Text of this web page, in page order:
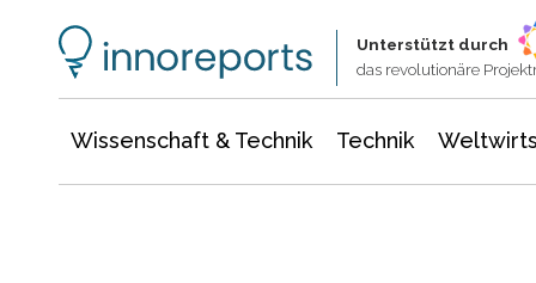
Unterstützt durch
das revolutionäre
Wissenschaft & Technik Technik